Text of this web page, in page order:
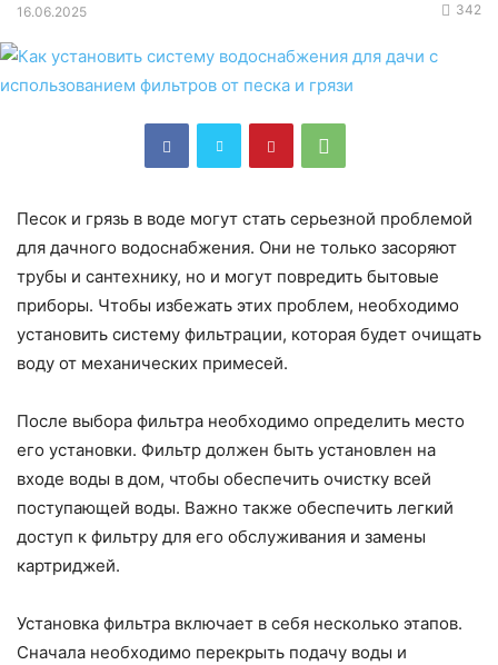
16.06.2025 342
Песок и грязь в воде могут стать серьезной проблемой
для дачного водоснабжения. Они не только засоряют
трубы и сантехнику, но и могут повредить бытовые
приборы. Чтобы избежать этих проблем, необходимо
установить систему фильтрации, которая будет очищать
воду от механических примесей.
После выбора фильтра необходимо определить место
его установки. Фильтр должен быть установлен на
входе воды в дом, чтобы обеспечить очистку всей
поступающей воды. Важно также обеспечить легкий
доступ к фильтру для его обслуживания и замены
картриджей.
Установка фильтра включает в себя несколько этапов.
Сначала необходимо перекрыть подачу воды и